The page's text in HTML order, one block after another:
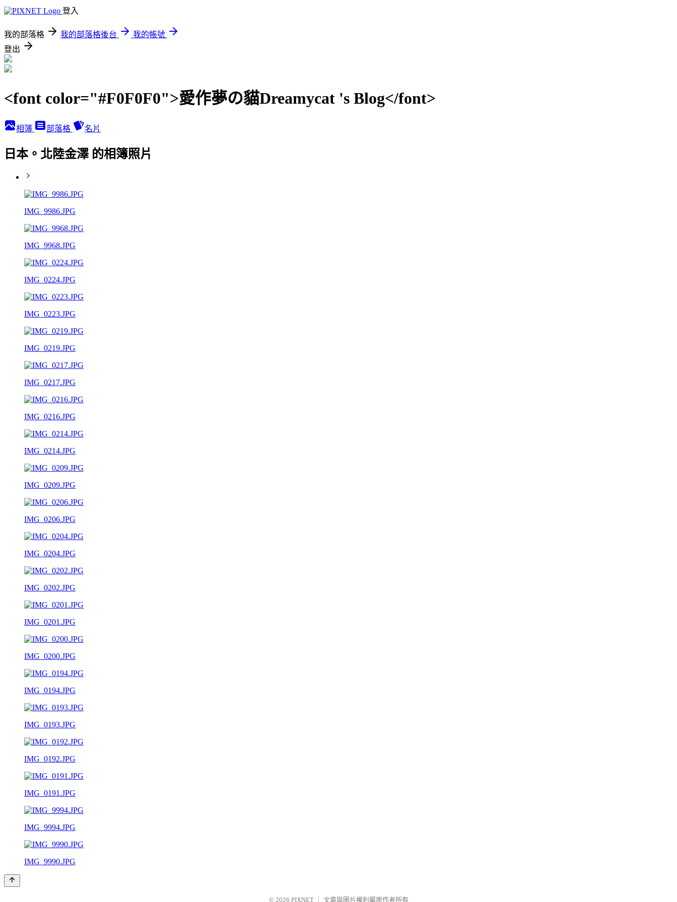
登入
我的部落格 我的部落格後台
我的帳號
登出
<font color="#F0F0F0">愛作夢の貓Dreamycat 's Blog</font>
相簿 部落格 名片
日本。北陸金澤 的相簿照片
IMG_9986.JPG
IMG_9968.JPG
IMG_0224.JPG
IMG_0223.JPG
IMG_0219.JPG
IMG_0217.JPG
IMG_0216.JPG
IMG_0214.JPG
IMG_0209.JPG
IMG_0206.JPG
IMG_0204.JPG
IMG_0202.JPG
IMG_0201.JPG
IMG_0200.JPG
IMG_0194.JPG
IMG_0193.JPG
IMG_0192.JPG
IMG_0191.JPG
IMG_9994.JPG
IMG_9990.JPG
© 2026 PIXNET 文章與圖片權利屬原作者所有